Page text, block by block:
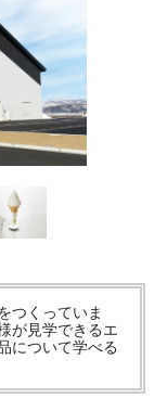
つくっていま
が見学できるエ
について学べる